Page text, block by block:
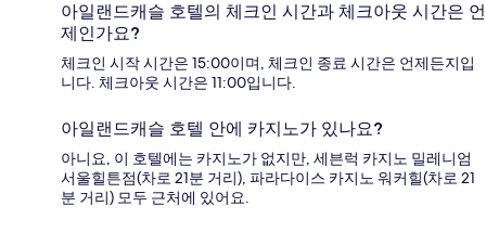
아일랜드캐슬 호텔의 체크인 시간과 체크아웃 시간은 언
제인가요?
체크인 시작 시간은 15:00이며, 체크인 종료 시간은 언제든지입
니다. 체크아웃 시간은 11:00입니다.
아일랜드캐슬 호텔 안에 카지노가 있나요?
아니요, 이 호텔에는 카지노가 없지만, 세븐럭 카지노 밀레니엄
서울힐튼점(차로 21분 거리), 파라다이스 카지노 워커힐(차로 21
분 거리) 모두 근처에 있어요.